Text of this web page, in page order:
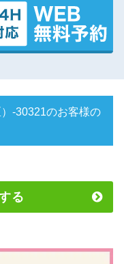
-30321のお客様の
る